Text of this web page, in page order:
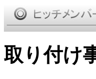
取り付け